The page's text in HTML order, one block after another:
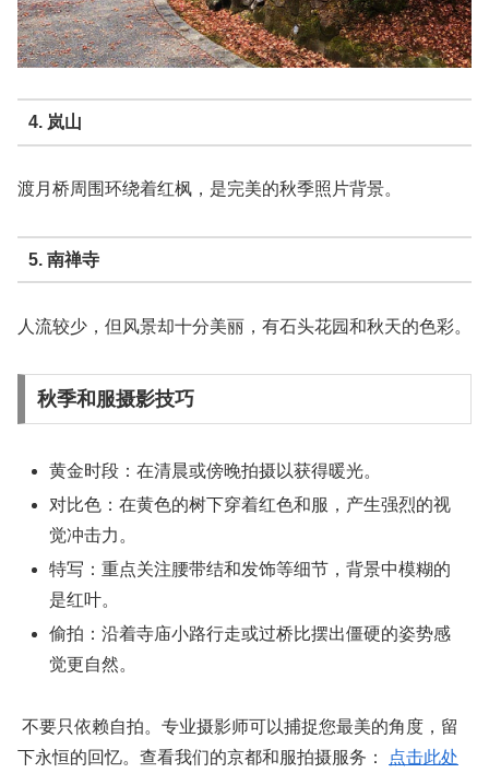
4. 岚山
渡月桥周围环绕着红枫，是完美的秋季照片背景。
5. 南禅寺
人流较少，但风景却十分美丽，有石头花园和秋天的色彩。
秋季和服摄影技巧
黄金时段：在清晨或傍晚拍摄以获得暖光。
对比色：在黄色的树下穿着红色和服，产生强烈的视
觉冲击力。
特写：重点关注腰带结和发饰等细节，背景中模糊的
是红叶。
偷拍：沿着寺庙小路行走或过桥比摆出僵硬的姿势感
觉更自然。
不要只依赖自拍。专业摄影师可以捕捉您最美的角度，留
下永恒的回忆。查看我们的京都和服拍摄服务：
点击此处